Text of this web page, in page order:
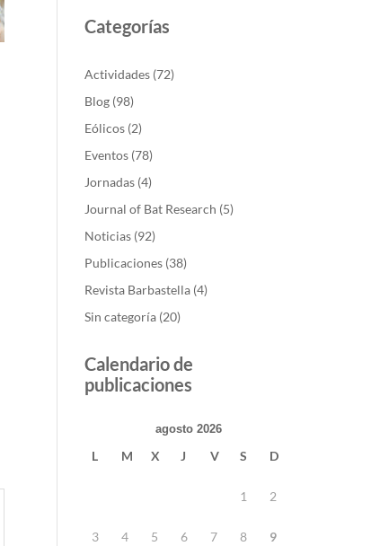
Categorías
Actividades (72)
Blog (98)
Eólicos (2)
Eventos (78)
Jornadas (4)
Journal of Bat Research (5)
Noticias (92)
Publicaciones (38)
Revista Barbastella (4)
Sin categoría (20)
Calendario de
publicaciones
agosto 2026
L M X J V S D
1 2
3 4 5 6 7 8 9